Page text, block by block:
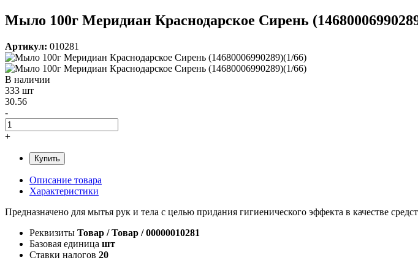
Мыло 100г Меридиан Краснодарское Сирень
Артикул: 010281
В наличии
333 шт
30.56
-
+
Купить
Описание товара
Характеристики
Предназначено для мытья рук и тела с целью придания гигиенического эффекта в качестве
Реквизиты Товар / Товар / 00000010281
Базовая единица шт
Ставки налогов 20